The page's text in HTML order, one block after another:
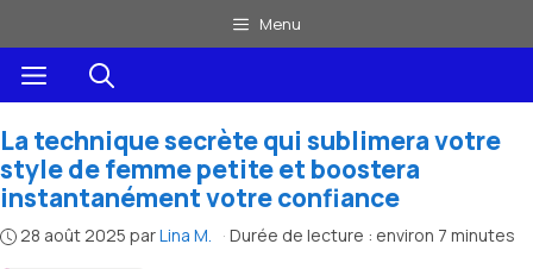
au
contenu
Menu
Menu
La technique secrète qui sublimera votre
style de femme petite et boostera
instantanément votre confiance
28 août 2025 parLina M. · Durée de lecture : environ 7 minutes